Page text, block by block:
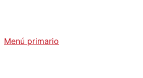
Menú primario